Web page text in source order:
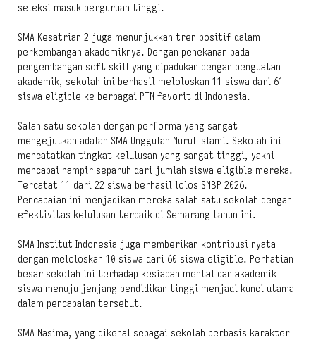
seleksi masuk perguruan tinggi.
SMA Kesatrian 2 juga menunjukkan tren positif dalam
perkembangan akademiknya. Dengan penekanan pada
pengembangan soft skill yang dipadukan dengan penguatan
akademik, sekolah ini berhasil meloloskan 11 siswa dari 61
siswa eligible ke berbagai PTN favorit di Indonesia.
Salah satu sekolah dengan performa yang sangat
mengejutkan adalah SMA Unggulan Nurul Islami. Sekolah ini
mencatatkan tingkat kelulusan yang sangat tinggi, yakni
mencapai hampir separuh dari jumlah siswa eligible mereka.
Tercatat 11 dari 22 siswa berhasil lolos SNBP 2026.
Pencapaian ini menjadikan mereka salah satu sekolah dengan
efektivitas kelulusan terbaik di Semarang tahun ini.
SMA Institut Indonesia juga memberikan kontribusi nyata
dengan meloloskan 10 siswa dari 60 siswa eligible. Perhatian
besar sekolah ini terhadap kesiapan mental dan akademik
siswa menuju jenjang pendidikan tinggi menjadi kunci utama
dalam pencapaian tersebut.
SMA Nasima, yang dikenal sebagai sekolah berbasis karakter